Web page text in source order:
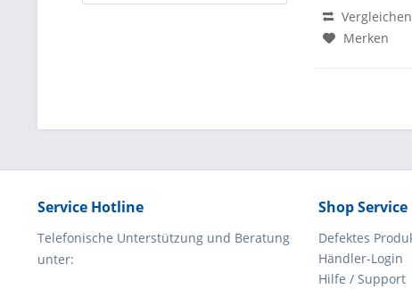
Vergleichen
Merken
Service Hotline
Telefonische Unterstützung und Beratung
unter:
Shop Service
Defektes
Händler-Login
Hilfe / Support